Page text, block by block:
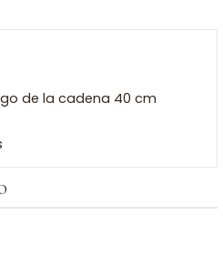
de la cadena 40 cm